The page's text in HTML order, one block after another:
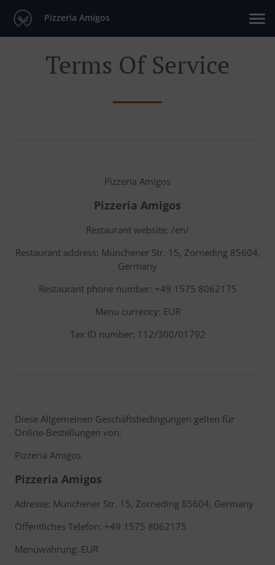
Pizzeria Amigos
Terms Of Service
Pizzeria Amigos
Pizzeria Amigos
Restaurant website: /en/
Restaurant address: Münchener Str. 15, Zorneding 85604,
Germany
Restaurant phone number: +49 1575 8062175
Menu currency: EUR
Tax ID number: 112/300/01792
Diese Allgemeinen Geschäftsbedingungen gelten für
Online-Bestellungen von:
Pizzeria Amigos
Pizzeria Amigos
Adresse: Münchener Str. 15, Zorneding 85604, Germany
Öffentliches Telefon: +49 1575 8062175
Menüwährung: EUR